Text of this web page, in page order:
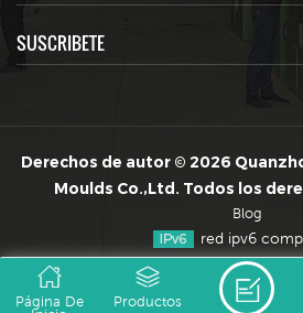
SUSCRIBETE
Derechos de autor © 2026
Moulds Co.,Ltd. Todos los
Blog
red ipv6
Página De
Productos